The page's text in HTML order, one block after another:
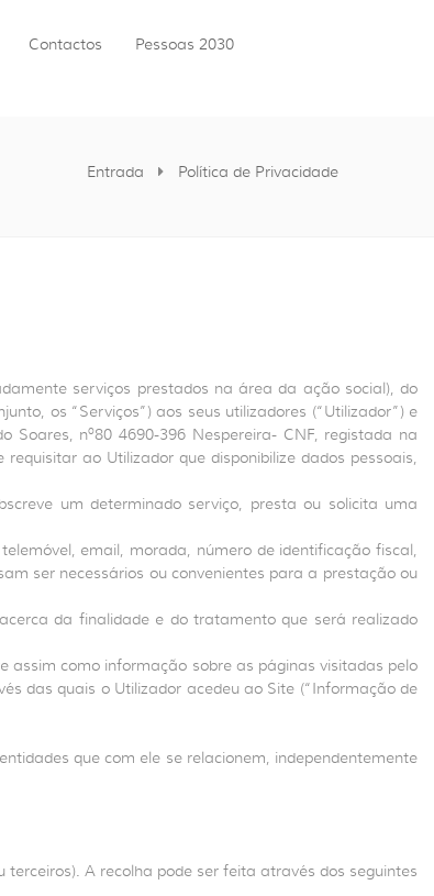
Contactos Pessoas 2030
Entrada Política de Privacidade
serviços prestados na área da ação social), do
os “Serviços”) aos seus utilizadores (“Utilizador”) e
nº80 4690-396 Nespereira- CNF, registada na
ao Utilizador que disponibilize dados pessoais,
um determinado serviço, presta ou solicita uma
email, morada, número de identificação fiscal,
ser necessários ou convenientes para a prestação ou
da finalidade e do tratamento que será realizado
como informação sobre as páginas visitadas pelo
das quais o Utilizador acedeu ao Site (“Informação de
que com ele se relacionem, independentemente
A recolha pode ser feita através dos seguintes